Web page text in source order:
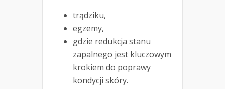
trądziku,
egzemy,
gdzie redukcja stanu
zapalnego jest kluczowym
krokiem do poprawy
kondycji skóry.